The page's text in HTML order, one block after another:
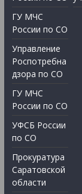
ГУ МЧС
России по СО
Управление
Роспотребна
дзора по СО
ГУ МЧС
России по СО
УФСБ России
по СО
Прокуратура
Саратовской
области